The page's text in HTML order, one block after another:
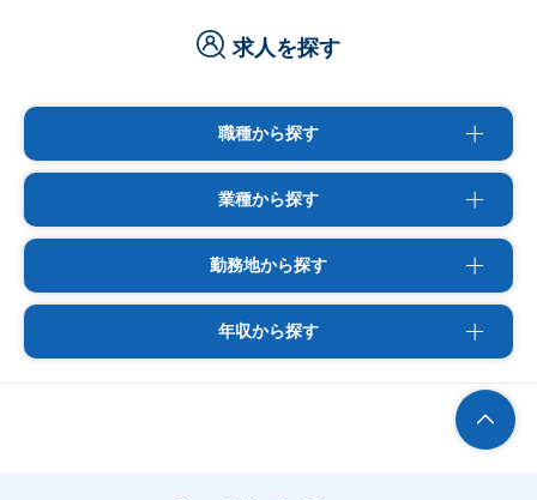
求人を探す
職種から探す
業種から探す
勤務地から探す
年収から探す